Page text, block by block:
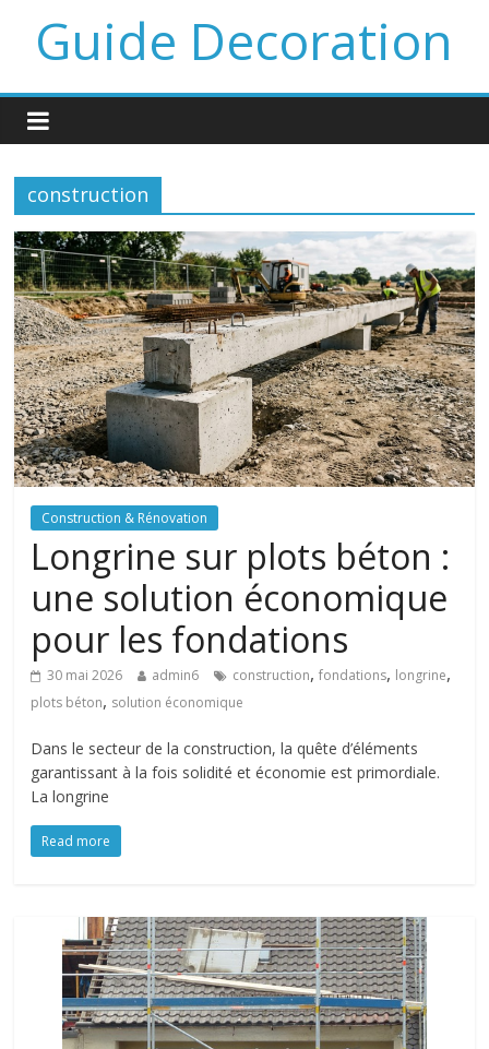
Guide Decoration
construction
Construction & Rénovation
Longrine sur plots béton :
une solution économique
pour les fondations
30 mai 2026 admin6 construction,fondations, longrine,
plots béton, solution économique
Dans le secteur de la construction, la quête d’éléments
garantissant à la fois solidité et économie est primordiale.
La longrine
Read more